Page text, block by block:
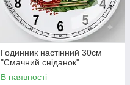
Годинник настінний 30см
"Смачний сніданок"
В наявності